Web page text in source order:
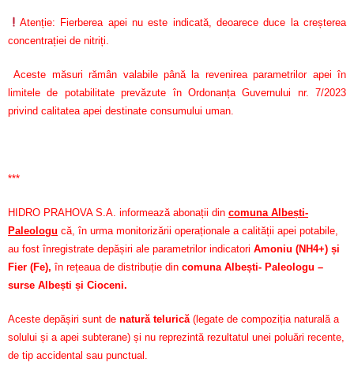
Atenție: Fierberea apei nu este indicată, deoarece duce la creșterea
concentrației de nitriți.
Aceste măsuri rămân valabile până la revenirea parametrilor apei în
limitele de potabilitate prevăzute în Ordonanța Guvernului nr. 7/2023
privind calitatea apei destinate consumului uman.
***
HIDRO PRAHOVA S.A. informează abonații din comuna Albești-
Paleologu că, în urma monitorizării operaționale a calității apei potabile,
au fost înregistrate depășiri ale parametrilor indicatori Amoniu (NH4+) și
Fier (Fe), în rețeaua de distribuție din comuna Albești- Paleologu –
surse Albești și Cioceni.
Aceste depășiri sunt de natură telurică (legate de compoziția naturală a
solului și a apei subterane) și nu reprezintă rezultatul unei poluări recente,
de tip accidental sau punctual.